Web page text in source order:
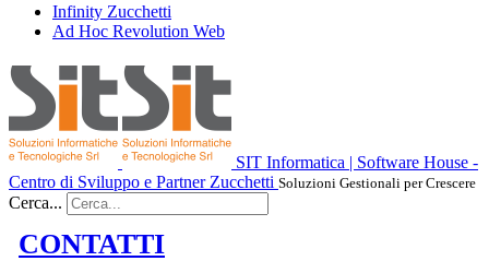
Infinity Zucchetti
Ad Hoc Revolution Web
SIT Informatica | Software House -
Centro di Sviluppo e Partner Zucchetti Soluzioni Gestionali per Crescere
Cerca...
CONTATTI